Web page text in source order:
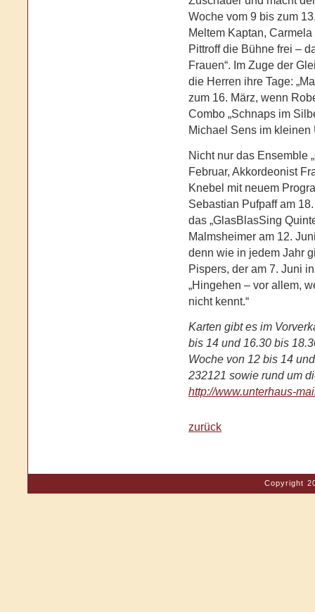
Woche vom 9 bis zum
Meltem Kaptan,
Pittroff die Bühne frei –
Frauen“. Im Zuge der
die Herren ihre Tage:
zum 16. März, wenn
Combo „Schnaps im
Michael Sens im kleinen
Nicht nur das Ensemble
Februar, Akkordeonist
Knebel mit neuem
Sebastian Pufpaff am
das „GlasBlasSing
Malmsheimer am 12.
denn wie in jedem Jahr
Pispers, der am 7. Juni
„Hingehen – vor allem,
nicht kennt.“
Karten gibt es im
bis 14 und 16.30 bis
Woche von 12 bis 14
232121 sowie rund um
http://www.unterhaus-
zurück
Copyright